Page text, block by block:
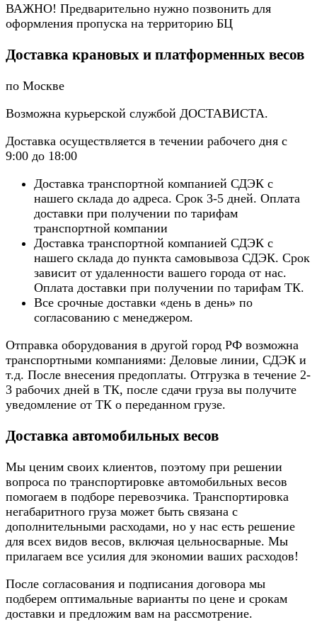
ВАЖНО! Предварительно нужно позвонить для
оформления пропуска на территорию БЦ
Доставка крановых и платформенных весов
по Москве
Возможна курьерской службой ДОСТАВИСТА.
Доставка осуществляется в течении рабочего дня с
9:00 до 18:00
Доставка транспортной компанией СДЭК с
нашего склада до адреса. Срок 3-5 дней. Оплата
доставки при получении по тарифам
транспортной компании
Доставка транспортной компанией СДЭК с
нашего склада до пункта самовывоза СДЭК. Срок
зависит от удаленности вашего города от нас.
Оплата доставки при получении по тарифам ТК.
Все срочные доставки «день в день» по
согласованию с менеджером.
Отправка оборудования в другой город РФ возможна
транспортными компаниями: Деловые линии, СДЭК и
т.д. После внесения предоплаты. Отгрузка в течение 2-
3 рабочих дней в ТК, после сдачи груза вы получите
уведомление от ТК о переданном грузе.
Доставка автомобильных весов
Мы ценим своих клиентов, поэтому при решении
вопроса по транспортировке автомобильных весов
помогаем в подборе перевозчика. Транспортировка
негабаритного груза может быть связана с
дополнительными расходами, но у нас есть решение
для всех видов весов, включая цельносварные. Мы
прилагаем все усилия для экономии ваших расходов!
После согласования и подписания договора мы
подберем оптимальные варианты по цене и срокам
доставки и предложим вам на рассмотрение.